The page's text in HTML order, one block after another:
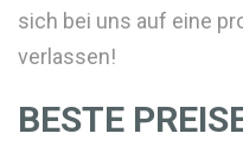
sich bei uns auf eine
verlassen!
BESTE